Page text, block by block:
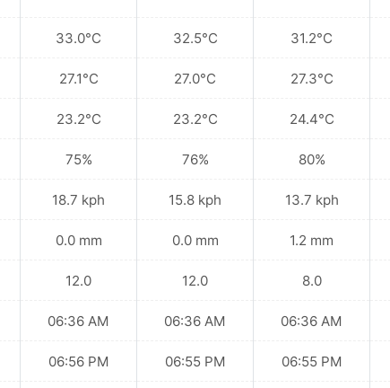
33.0°C
27.1°C
23.2°C
75%
18.7 kph
0.0 mm
12.0
06:36 AM
06:56 PM
32.5°C
27.0°C
23.2°C
76%
15.8 kph
0.0 mm
12.0
06:36 AM
06:55 PM
31.2°C
27.3°C
24.4°C
80%
13.7 kph
1.2 mm
8.0
06:36 AM
06:55 PM